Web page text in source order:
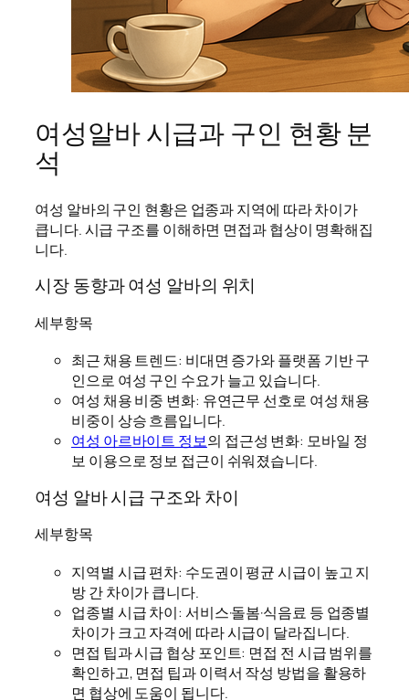
여성알바 시급과 구인 현황 분
석
여성 알바의 구인 현황은 업종과 지역에 따라 차이가
큽니다. 시급 구조를 이해하면 면접과 협상이 명확해집
니다.
시장 동향과 여성 알바의 위치
세부항목
최근 채용 트렌드: 비대면 증가와 플랫폼 기반 구
인으로 여성 구인 수요가 늘고 있습니다.
여성 채용 비중 변화: 유연근무 선호로 여성 채용
비중이 상승 흐름입니다.
여성 아르바이트 정보의 접근성 변화: 모바일 정
보 이용으로 정보 접근이 쉬워졌습니다.
여성 알바 시급 구조와 차이
세부항목
지역별 시급 편차: 수도권이 평균 시급이 높고 지
방 간 차이가 큽니다.
업종별 시급 차이: 서비스·돌봄·식음료 등 업종별
차이가 크고 자격에 따라 시급이 달라집니다.
면접 팁과 시급 협상 포인트: 면접 전 시급 범위를
확인하고, 면접 팁과 이력서 작성 방법을 활용하
면 협상에 도움이 됩니다.